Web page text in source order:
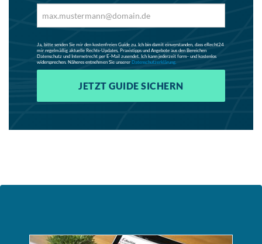
Ja, bitte senden Sie mir den kostenfreien Guide zu. Ich bin damit einverstanden, dass eRecht24
mir regelmäßig aktuelle Rechts-Updates, Praxistipps und Angebote aus den Bereichen
Datenschutz und Internetrecht per E-Mail zusendet. Ich kann jederzeit form- und kostenlos
widersprechen. Näheres entnehmen Sie unserer Datenschutzerklärung.
JETZT GUIDE SICHERN